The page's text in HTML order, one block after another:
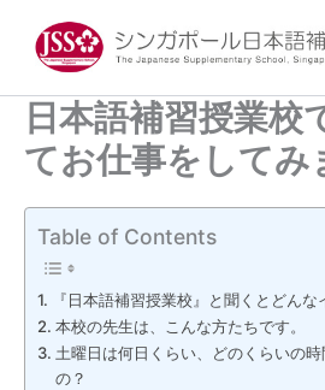
ス
日本語補習授業校
てお仕事をしてみ
Table of Contents
『日本語補習授業校』と聞くとどん
本校の先生は、こんな方たちです。
土曜日は何日くらい、どのくらいの
の？